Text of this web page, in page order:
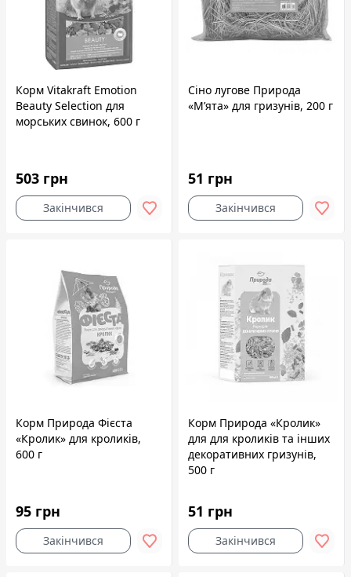
Корм Vitakraft Emotion
Beauty Selection для
морських свинок, 600 г
503 грн
Закінчився
Сіно лугове Природа
«М’ята» для гризунів, 200 г
51 грн
Закінчився
Корм Природа Фієста
«Кролик» для кроликів,
600 г
95 грн
Закінчився
Корм Природа «Кролик»
для для кроликів та інших
декоративних гризунів,
500 г
51 грн
Закінчився